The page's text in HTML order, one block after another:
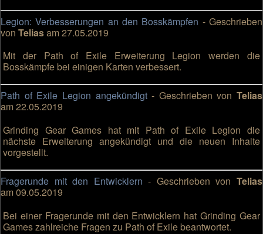
Legion: Verbesserungen an den Bosskämpfen - Geschrieben
von Teliasam 27.05.2019
Mit der Path of Exile Erweiterung Legion werden die
Bosskämpfe bei einigen Karten verbessert.
Path of Exile Legion angekündigt- Geschrieben von Telias
am 22.05.2019
Grinding Gear Games hat mit Path of Exile Legion die
nächste Erweiterung angekündigt und die neuen Inhalte
vorgestellt.
Fragerunde mit den Entwicklern - Geschrieben vonTelias
am 09.05.2019
Bei einer Fragerunde mit den Entwicklern hat Grinding Gear
Games zahlreiche Fragen zu Path of Exile beantwortet.